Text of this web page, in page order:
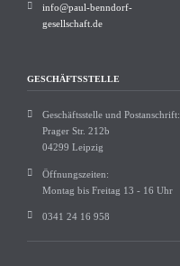
info@paul-benndorf-
gesellschaft.de
GESCHÄFTSSTELLE
Geschäftsstelle und Postanschrift:
Prager Str. 212b
04299 Leipzig
Öffnungszeiten:
Montag bis Freitag 13 - 16 Uhr
0341 24 16 958